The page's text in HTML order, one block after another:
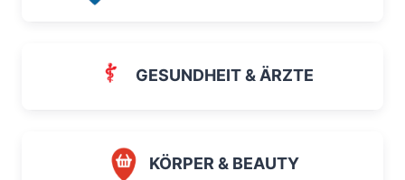
GESUNDHEIT & ÄRZTE
KÖRPER & BEAUTY